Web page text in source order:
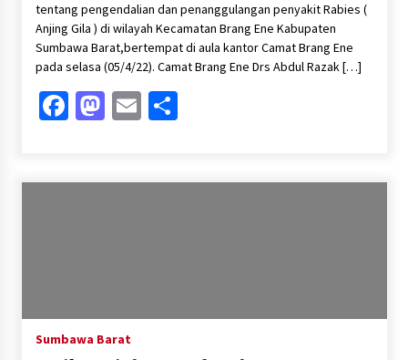
tentang pengendalian dan penanggulangan penyakit Rabies (
Anjing Gila ) di wilayah Kecamatan Brang Ene Kabupaten
Sumbawa Barat,bertempat di aula kantor Camat Brang Ene
pada selasa (05/4/22). Camat Brang Ene Drs Abdul Razak […]
Facebook
Mastodon
EmailShare
Sumbawa Barat